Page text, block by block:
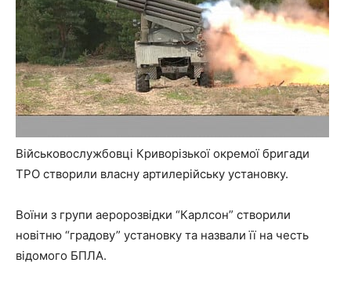
Військовослужбовці Криворізької окремої бригади
ТРО створили власну артилерійську установку.
Воїни з групи аеророзвідки “Карлсон” створили
новітню “градову” установку та назвали її на честь
відомого БПЛА.